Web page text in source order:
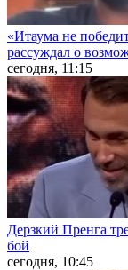
«Итаума не
рассуждал о
сегодня, 11:15
Дерзкий Пренга
бой
сегодня, 10:45